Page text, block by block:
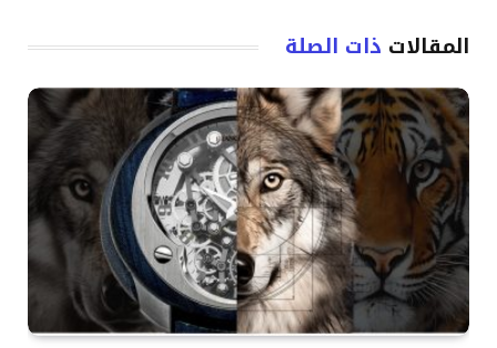
المقالات ذات الصلة